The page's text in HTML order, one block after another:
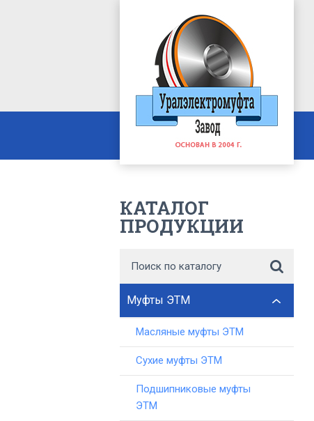
КАТАЛОГ
ПРОДУКЦИИ
Муфты ЭТМ
Масляные муфты ЭТМ
Сухие муфты ЭТМ
Подшипниковые муфты
ЭТМ